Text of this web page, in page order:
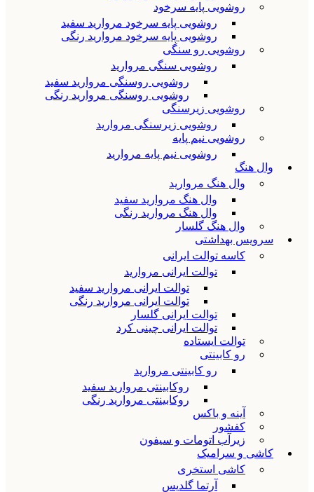
روشویی پایه سرخود
روشویی پایه سرخود مروارید سفید
روشویی پایه سرخود مروارید رنگی
روشویی رو سنگی
روشویی سنگی مروارید
روشویی روسنگی مروارید سفید
روشویی روسنگی مروارید رنگی
روشویی زیرسنگی
روشویی زیرسنگی مروارید
روشویی نیم پایه
روشویی نیم پایه مروارید
وال هنگ
وال هنگ مروارید
وال هنگ مروارید سفید
وال هنگ مروارید رنگی
وال هنگ گلسار
سرویس بهداشتی
کاسه توالت ایرانی
توالت ایرانی مروارید
توالت ایرانی مروارید سفید
توالت ایرانی مروارید رنگی
توالت ایرانی گلسار
توالت ایرانی چینی کرد
توالت ایستاده
رو کابینتی
رو کابینتی مروارید
روکابینتی مروارید سفید
روکابینتی مروارید رنگی
آینه و باکس
کفشور
زیرآب اتومات و سیفون
کاشی و سرامیک
کاشی استخری
آرتما گلدیس